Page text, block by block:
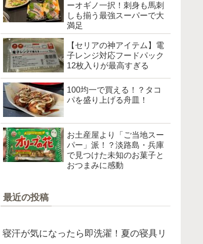
ーオギノ一択！刺身も馬刺
しも揃う最強スーパーで大
満足
【セリアの神アイテム】電
子レンジ対応フードパック
12枚入りが最高すぎる
100均一で買える！？タコ
パを盛り上げる舟皿！
お土産屋より「ご当地スー
パー」派！？淡路島・兵庫
で見つけた未知のお菓子と
おつまみに感動
最近の投稿
寝汗が気になったら即洗濯！夏の寝具リ